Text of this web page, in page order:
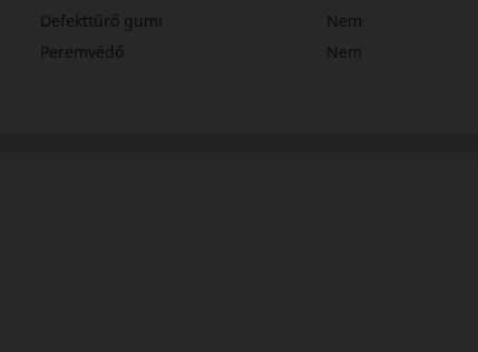
Defekttűrő gumi
Nem
Peremvédő
Nem